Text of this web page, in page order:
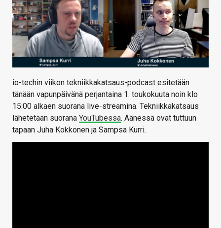
HAKU
io-techin viikon tekniikkakatsaus-podcast esitetään
tänään vapunpäivänä perjantaina 1. toukokuuta noin klo
15:00 alkaen suorana live-streamina. Tekniikkakatsaus
lähetetään suorana YouTubessa. Äänessä ovat tuttuun
tapaan Juha Kokkonen ja Sampsa Kurri.